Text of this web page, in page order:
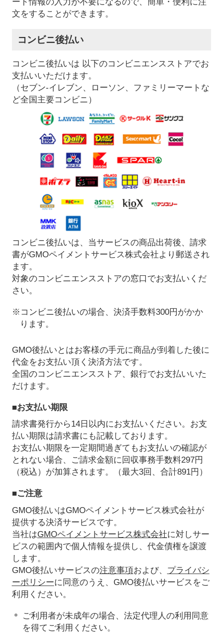
文をすることができます。
コンビニ後払い
コンビニ後払いは 以下のコンビニエンスストアでお
支払いいただけます。
（セブン-イレブン、ローソン、ファミリーマートな
ど全国主要コンビニ）
コンビニ後払いは、当サービスの商品出荷後、請求
書がGMOペイメントサービス株式会社より郵送され
ます。
対象のコンビニエンスストアの窓口でお支払いくだ
さい。
※コンビニ後払いの場合、決済手数料300円がかか
ります。
GMO後払いとはお客様の手元に商品が到着した後に
代金をお支払い頂く決済方法です。
全国のコンビニエンスストア、銀行でお支払いいた
だけます。
■お支払い期限
請求書発行から14日以内にお支払いください。お支
払い期限は請求書にも記載しております。
お支払い期限を一定期間過ぎてもお支払いの確認が
とれない場合、ご請求金額に回収事務手数料297円
（税込）が加算されます。（最大3回、合計891円）
■ご注意
GMO後払いはGMOペイメントサービス株式会社が
提供する決済サービスです。
当社はGMOペイメントサービス株式会社に対しサー
ビスの範囲内で個人情報を提供し、代金債権を譲渡
します。
GMO後払いサービスの注意事項および、 プライバシ
ーポリシーに同意のうえ、GMO後払いサービスをご
利用ください。
ご利用者が未成年の場合、法定代理人の利用同意
を得てご利用ください。